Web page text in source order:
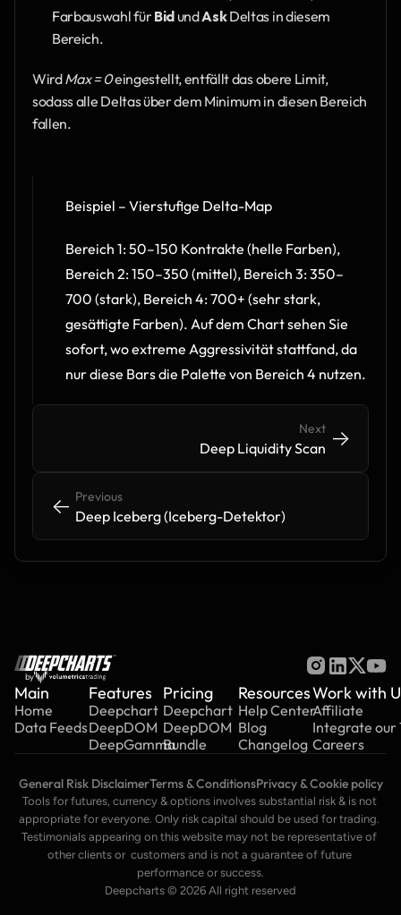
Farbauswahl für Bid und Ask Deltas in diesem
Bereich.
Wird Max = 0 eingestellt, entfällt das obere Limit,
sodass alle Deltas über dem Minimum in diesen Bereich
fallen.
Beispiel – Vierstufige Delta-Map
Bereich 1: 50–150 Kontrakte (helle Farben),
Bereich 2: 150–350 (mittel), Bereich 3: 350–
700 (stark), Bereich 4: 700+ (sehr stark,
gesättigte Farben). Auf dem Chart sehen Sie
sofort, wo extreme Aggressivität stattfand, da
nur diese Bars die Palette von Bereich 4 nutzen.
<- <-
Previous
Deep Iceberg (Iceberg-Detektor)
Next
Deep Liquidity Scan
-> ->
by
Main
Home
Data Feeds
Features
Deepchart
DeepDOM
DeepGamma
Pricing
Deepchart
DeepDOM
Bundle
Resources
Help Center
Blog
Changelog
Work with
Affiliate
Integrate our
Careers
General Risk DisclaimerTerms & ConditionsPrivacy & Cookie policy
Tools for futures, currency & options involves substantial risk & is not
appropriate for everyone. Only risk capital should be used for trading.
Testimonials appearing on this website may not be representative of
other clients or  customers and is not a guarantee of future
performance or success.
Deepcharts © 2026 All right reserved